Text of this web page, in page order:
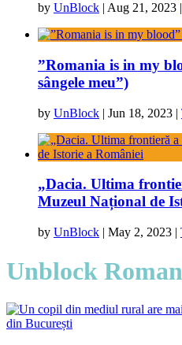
by UnBlock | Aug 21, 2023 |
”Romania is in my
sângele meu”)
by UnBlock | Jun 18, 2023 |
„Dacia. Ultima
Muzeul Național de
by UnBlock | May 2, 2023 |
Unblock